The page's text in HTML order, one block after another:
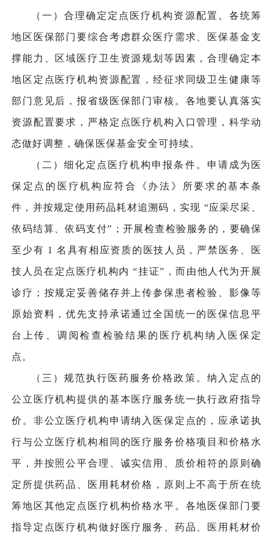
（一）合理确定定点医疗机构资源配置。各统筹
地区医保部门要综合考虑群众医疗需求、医保基金支
撑能力、区域医疗卫生资源规划等因素，合理确定本
地区定点医疗机构资源配置，经征求同级卫生健康等
部门意见后，报省级医保部门审核。各地要认真落实
资源配置要求，严格定点医疗机构入口管理，科学动
态做好调整，确保医保基金安全可持续。
（二）细化定点医疗机构申报条件。申请成为医
保定点的医疗机构应符合《办法》所要求的基本条
件，并按规定使用药品耗材追溯码，实现 “应采尽采、
依码结算、依码支付”；开展检查检验服务的，要确保
至少有 1 名具有相应资质的医技人员，严禁医务、医
技人员在定点医疗机构内 “挂证”，而由他人代为开展
诊疗；按规定妥善储存并上传参保患者检验、影像等
原始资料，优先支持承诺通过全国统一的医保信息平
台上传、调阅检查检验结果的医疗机构纳入医保定
点。
（三）规范执行医药服务价格政策。纳入定点的
公立医疗机构提供的基本医疗服务统一执行政府指导
价。非公立医疗机构申请纳入医保定点的，应承诺执
行与公立医疗机构相同的医疗服务价格项目和价格水
平，并按照公平合理、诚实信用、质价相符的原则确
定所提供药品、医用耗材价格，原则上不高于所在统
筹地区其他定点医疗机构价格水平。各地医保部门要
指导定点医疗机构做好医疗服务、药品、医用耗材价